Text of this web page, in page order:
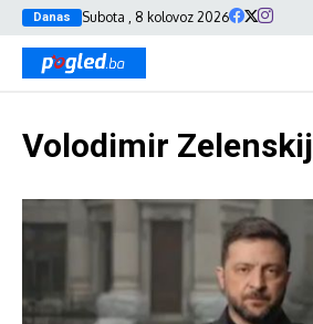
Danas Subota , 8 kolovoz 2026
Volodimir Zelenskij